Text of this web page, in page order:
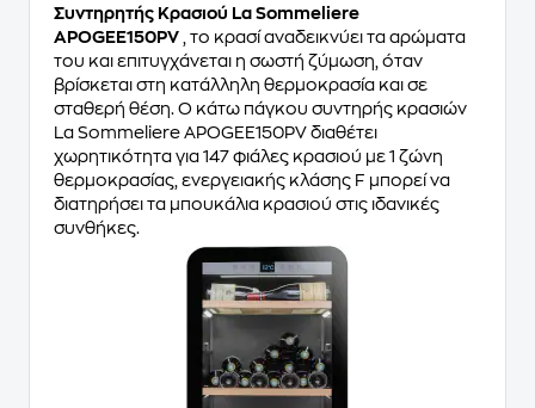
Συντηρητής Κρασιού La Sommeliere
APOGEE150PV
, το κρασί αναδεικνύει τα αρώματα
του και επιτυγχάνεται η σωστή ζύμωση, όταν
βρίσκεται στη κατάλληλη θερμοκρασία και σε
σταθερή θέση. Ο κάτω πάγκου συντηρής κρασιών
La Sommeliere APOGEE150PV διαθέτει
χωρητικότητα για 147 φιάλες κρασιού με 1 ζώνη
θερμοκρασίας, ενεργειακής κλάσης F μπορεί να
διατηρήσει τα μπουκάλια κρασιού στις ιδανικές
συνθήκες.